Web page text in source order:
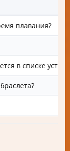
плавания?
в списке